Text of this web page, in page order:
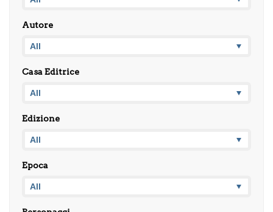
Autore
Casa Editrice
Edizione
Epoca